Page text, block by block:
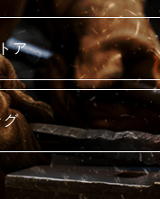
ア
グ